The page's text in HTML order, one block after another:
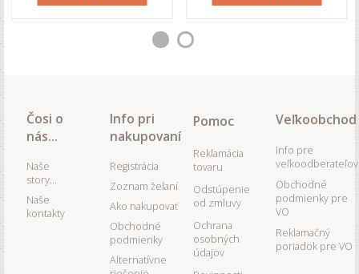
Čosi o
nás...
Naše
story...
Naše
kontakty
Info pri
nakupovaní
Registrácia
Zoznam želaní
Ako nakupovať
Obchodné
podmienky
Alternatívne
Pomoc
Reklamácia
tovaru
Odstúpenie
od zmluvy
Ochrana
osobných
údajov
Veľkoobchod
Info pre
veľkoodberateľov
Obchodné
podmienky pre
VO
Reklamačný
poriadok pre VO